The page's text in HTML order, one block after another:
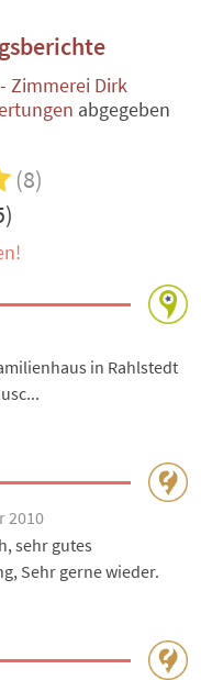
Zimmerei Dirk
abgegeben
(8)
in Rahlstedt
2010
sehr gutes
Sehr gerne wieder.